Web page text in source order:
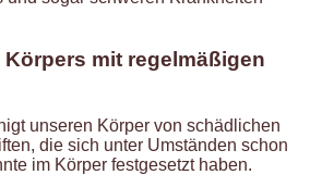
mit regelmäßigen
unseren Körper von schädlichen
die sich unter Umständen schon
im Körper festgesetzt haben.